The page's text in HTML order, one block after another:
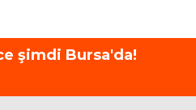
Sitesi 171. blokta
şimdi Bursa'da!